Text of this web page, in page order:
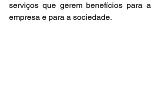
serviços que gerem benefícios para a
empresa e para a sociedade.